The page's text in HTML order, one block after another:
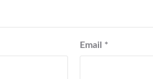
Email *